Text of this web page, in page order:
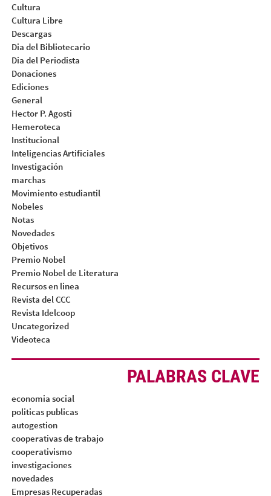
Cultura
Cultura Libre
Descargas
Dia del Bibliotecario
Dia del Periodista
Donaciones
Ediciones
General
Hector P. Agosti
Hemeroteca
Institucional
Inteligencias Artificiales
Investigación
marchas
Movimiento estudiantil
Nobeles
Notas
Novedades
Objetivos
Premio Nobel
Premio Nobel de Literatura
Recursos en linea
Revista del CCC
Revista Idelcoop
Uncategorized
Videoteca
PALABRAS CLAVE
economia social
politicas publicas
autogestion
cooperativas de trabajo
cooperativismo
investigaciones
novedades
Empresas Recuperadas